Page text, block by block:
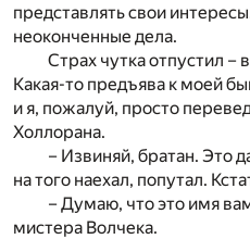
представлять свои
неоконченные дела.
Страх чутка отпустил –
Какая-то предъява к моей
и я, пожалуй, просто
Холлорана.
– Извиняй, братан. Это
на того наехал, попутал.
– Думаю, что это имя
мистера Волчека.